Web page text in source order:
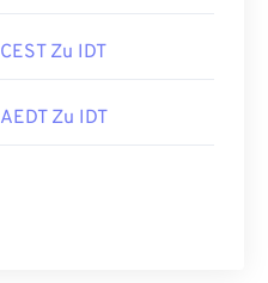
CEST Zu IDT
AEDT Zu IDT